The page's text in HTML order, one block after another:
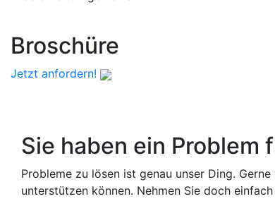
Broschüre
Jetzt anfordern!
Sie haben ein Problem
Probleme zu lösen ist genau unser Ding.
unterstützen können. Nehmen Sie doch